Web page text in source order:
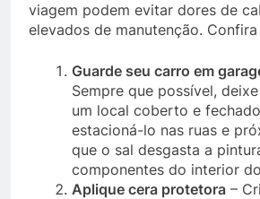
viagem podem evitar dores de
elevados de manutenção.
Guarde seu carro em
Sempre que possível,
um local coberto e
estacioná-lo nas ruas e
que o sal desgasta a
componentes do interior
Aplique cera protetora –